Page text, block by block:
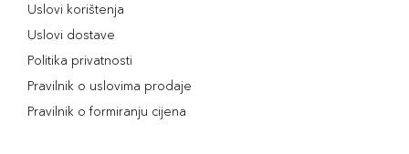
Uslovi korištenja
Uslovi dostave
Politika privatnosti
Pravilnik o uslovima prodaje
Pravilnik o formiranju cijena